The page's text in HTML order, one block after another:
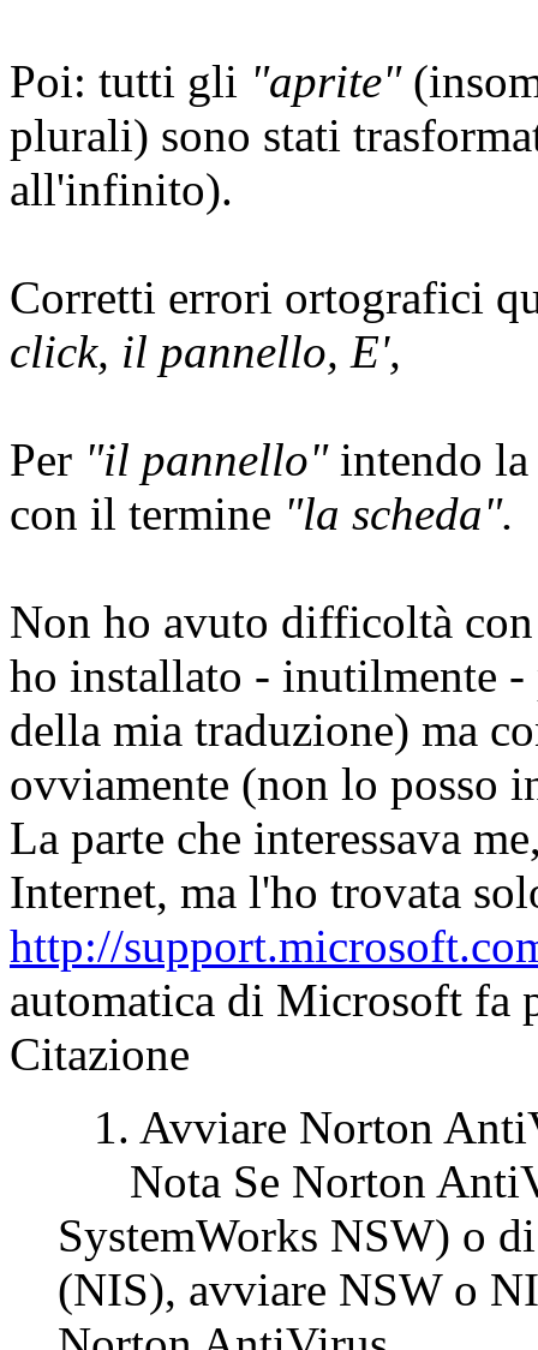
Poi: tutti gli "aprite"
plurali) sono stati
all'infinito).
Corretti errori ortografici
click, il pannello, E',
Per "il pannello"intendo la
con il termine "la scheda".
Non ho avuto difficoltà con
ho installato - inutilmente
della mia traduzione) ma
ovviamente (non lo posso
La parte che interessava
Internet, ma l'ho trovata
http://
automatica di Microsoft fa
Citazione
1. Avviare Norton
Nota Se Norton
SystemWorks NSW) o
(NIS), avviare NSW o